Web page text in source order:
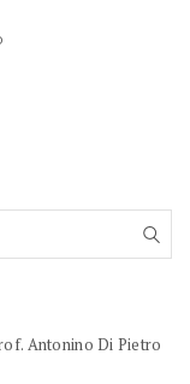
Antonino Di Pietro